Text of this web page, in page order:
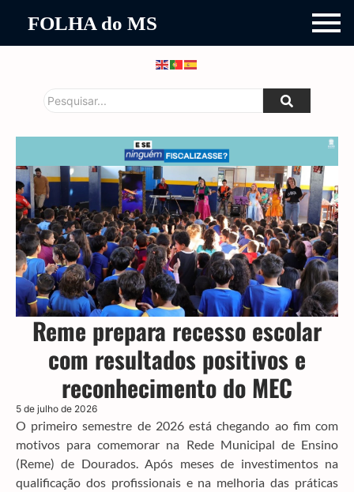
FOLHA do MS
Reme prepara recesso escolar
com resultados positivos e
reconhecimento do MEC
5 de julho de 2026
O primeiro semestre de 2026 está chegando ao fim com
motivos para comemorar na Rede Municipal de Ensino
(Reme) de Dourados. Após meses de investimentos na
qualificação dos profissionais e na melhoria das práticas